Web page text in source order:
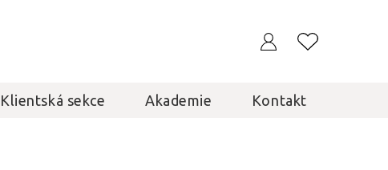
Klientská sekce Akademie Kontakt